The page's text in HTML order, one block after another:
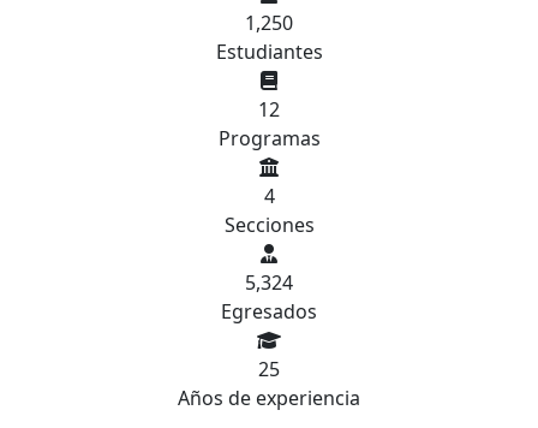
1,250
Estudiantes
12
Programas
4
Secciones
5,324
Egresados
25
Años de experiencia